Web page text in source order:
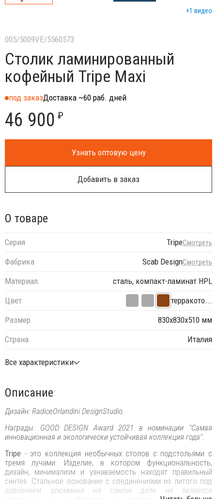
+1 видео
005/5009VE/5560573
Столик ламинированный
кофейный Tripe Maxi
под заказДоставка ~60 раб. дней
46 900 ₽
Узнать оптовую цену
Добавить в заказ
О товаре
Серия TripeСмотреть
Фабрика Scab DesignСмотреть
Материал
сталь, компакт-ламинат HPL
Цвет
терракото...
Размер
830х830х510 мм
Страна
Италия
Все характеристики
Описание
Дизайн: RadiceOrlandini DesignStudio.
Награды: GOOD DESIGN Award 2021 в номинации "Самая
инновационная и экологически устойчивая коллекция года".
Tripe - это коллекция необычных столов с подстольями с
тремя лучами. Изделие, в котором функциональность,
дизайн, минимализм и узнаваемость находят правильный
синтез. Стальное основание с соединениями из литого под
давлением алюминия на самом деле не является